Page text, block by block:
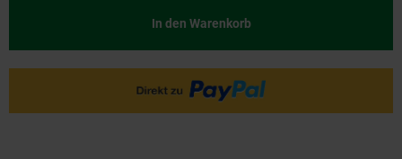
In den Warenkorb